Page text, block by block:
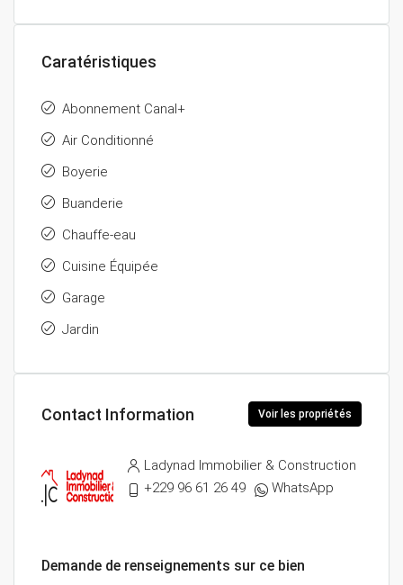
Caratéristiques
Abonnement Canal+
Air Conditionné
Boyerie
Buanderie
Chauffe-eau
Cuisine Équipée
Garage
Jardin
Contact Information Voir les propriétés
Ladynad Immobilier & Construction
+229 96 61 26 49
WhatsApp
Demande de renseignements sur ce bien